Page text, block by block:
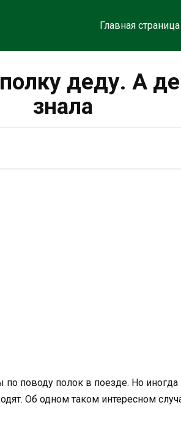
Главная страница
деду. А
знала
по поводу полок в поезде. Но
Об одном таком интересном